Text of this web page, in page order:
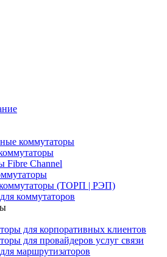
коммутаторы
Fibre Channel
коммутаторы (ТОРП | РЭП)
коммутаторов
для корпоративных клиентов
для провайдеров услуг связи
маршрутизаторов